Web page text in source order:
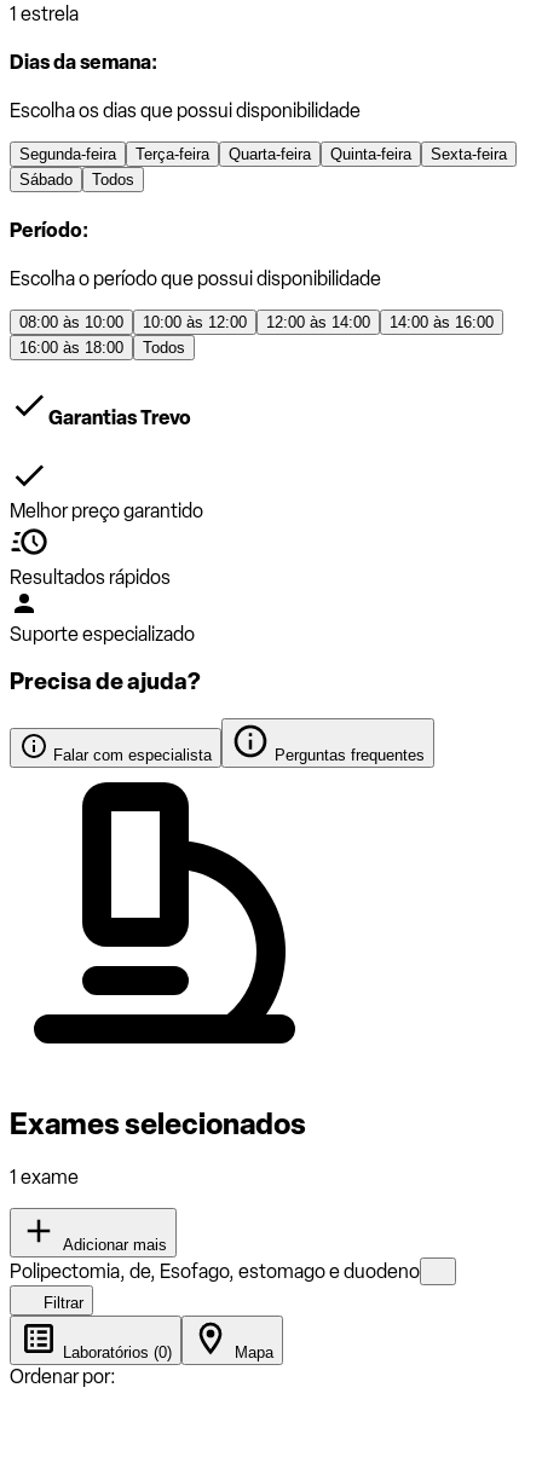
1 estrela
Dias da semana:
Escolha os dias que possui disponibilidade
Segunda-feira Terça-feira Quarta-feira Quinta-feira
Sexta-feira
Sábado
Todos
Período:
Escolha o período que possui disponibilidade
08:00 às 10:00 10:00 às 12:00 12:00 às 14:00
14:00 às 16:00
16:00 às 18:00
Todos
Garantias Trevo
Melhor preço garantido
Resultados rápidos
Suporte especializado
Precisa de ajuda?
Falar com especialista Perguntas frequentes
Exames selecionados
1 exame
Adicionar mais
Polipectomia, de, Esofago, estomago e duodeno
Filtrar
Laboratórios (0) Mapa
Ordenar por: